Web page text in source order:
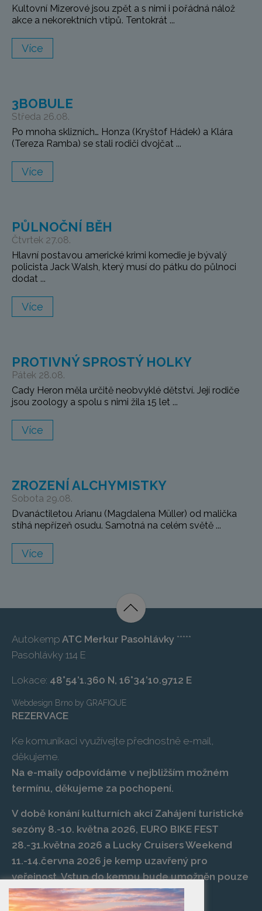
Kultovní Mizerové jsou zpět a s nimi i pořádná nálož
akce a nekorektních vtipů. Tentokrát ...
Více
3BOBULE
Středa 26.08.
Po mnoha sklizních… Honza (Kryštof Hádek) a Klára
(Tereza Ramba) se stali rodiči dvojčat ...
Více
PŮLNOČNÍ BĚH
Čtvrtek 27.08.
Hlavní postavou americké krimi komedie je bývalý
policista Jack Walsh, který musí do pátku do půlnoci
dodat ...
Více
PROTIVNÝ SPROSTÝ HOLKY
Pátek 28.08.
Cady Heron měla určitě neobvyklé dětství. Její rodiče
jsou zoology a spolu s nimi žila 15 let ...
Více
ZROZENÍ ALCHYMISTKY
Sobota 29.08.
Dvanáctiletou Arianu (Magdalena Müller) od malička
stíhá nepřízeň osudu. Samotná na celém světě ...
Více
Autokemp ATC Merkur Pasohlávky *****
Pasohlávky 114 E
Lokace: 48°54’1.360 N, 16°34’10.9712 E
Webdesign Brno by GRAFIQUE
REZERVACE
Ke komunikaci využívejte přednostně e-mail,
děkujeme.
Na e-maily odpovídáme v nejbližším možném
termínu, děkujeme za pochopení.
V době konání kulturních akcí Zahájení turistické
sezóny 8.-10. května 2026, EURO BIKE FEST
28.-31.května 2026 a Lucky Cruisers Weekend
11.-14.června 2026 je kemp uzavřený pro
veřejnost. Vstup do kempu bude umožněn pouze
po zaplacení vstupenky na danou akci.